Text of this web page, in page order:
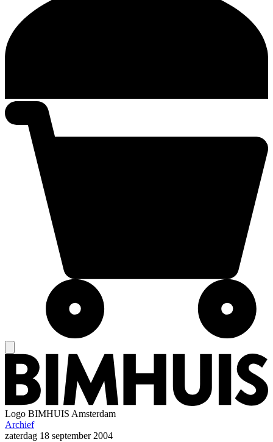
Logo BIMHUIS Amsterdam
Archief
zaterdag 18 september 2004